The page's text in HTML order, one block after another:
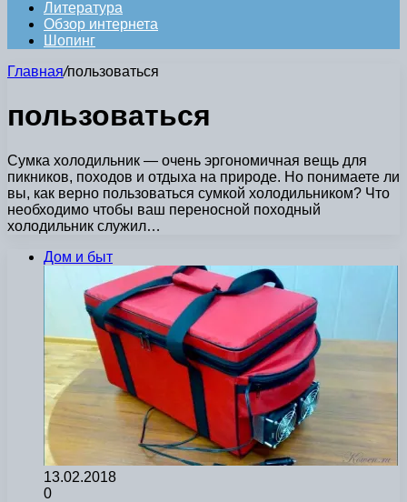
Литература
Обзор интернета
Шопинг
Главная/пользоваться
пользоваться
Сумка холодильник — очень эргономичная вещь для
пикников, походов и отдыха на природе. Но понимаете ли
вы, как верно пользоваться сумкой холодильником? Что
необходимо чтобы ваш переносной походный
холодильник служил…
Дом и быт
13.02.2018
0